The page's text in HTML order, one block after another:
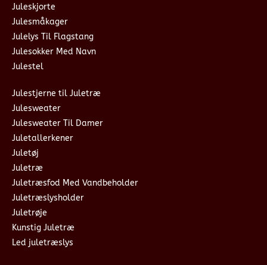
Juleskjorte
Julesmåkager
Julelys Til Flagstang
Julesokker Med Navn
Julestel
Julestjerne til Juletræ
Julesweater
Julesweater Til Damer
Juletallerkener
Juletøj
Juletræ
Juletræsfod Med Vandbeholder
Juletræslysholder
Juletrøje
Kunstig Juletræ
Led juletræslys